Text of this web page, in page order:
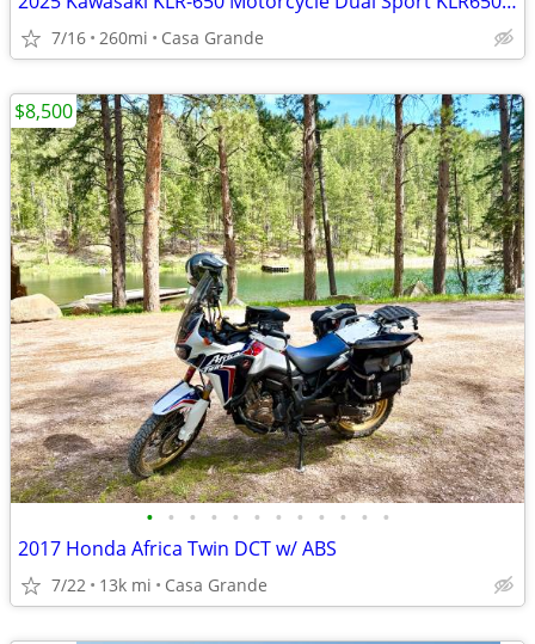
7/16 260mi Casa Grande
• • • • • • • • • • • •
2017 Honda Africa Twin DCT w/ ABS
7/22 13k mi Casa Grande
$8,500